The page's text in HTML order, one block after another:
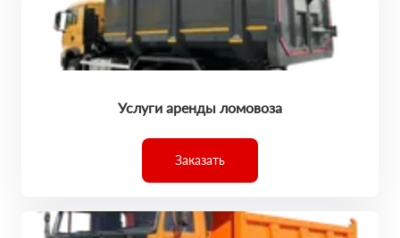
Услуги аренды ломовоза
Заказать